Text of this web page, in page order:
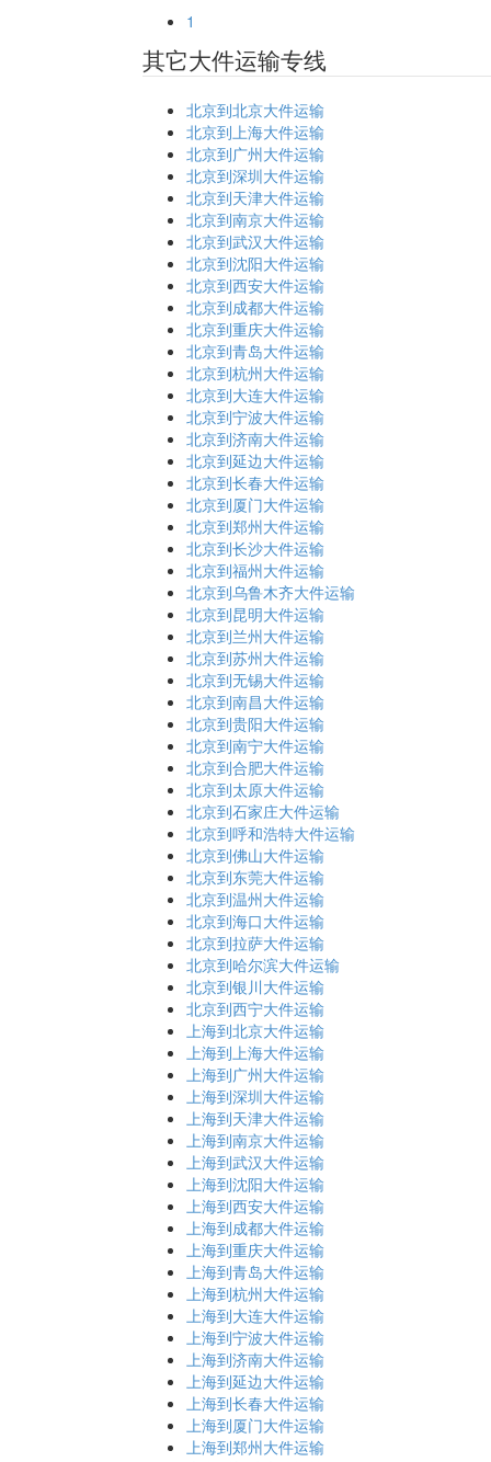
1
其它大件运输专线
北京到北京大件运输
北京到上海大件运输
北京到广州大件运输
北京到深圳大件运输
北京到天津大件运输
北京到南京大件运输
北京到武汉大件运输
北京到沈阳大件运输
北京到西安大件运输
北京到成都大件运输
北京到重庆大件运输
北京到青岛大件运输
北京到杭州大件运输
北京到大连大件运输
北京到宁波大件运输
北京到济南大件运输
北京到延边大件运输
北京到长春大件运输
北京到厦门大件运输
北京到郑州大件运输
北京到长沙大件运输
北京到福州大件运输
北京到乌鲁木齐大件运输
北京到昆明大件运输
北京到兰州大件运输
北京到苏州大件运输
北京到无锡大件运输
北京到南昌大件运输
北京到贵阳大件运输
北京到南宁大件运输
北京到合肥大件运输
北京到太原大件运输
北京到石家庄大件运输
北京到呼和浩特大件运输
北京到佛山大件运输
北京到东莞大件运输
北京到温州大件运输
北京到海口大件运输
北京到拉萨大件运输
北京到哈尔滨大件运输
北京到银川大件运输
北京到西宁大件运输
上海到北京大件运输
上海到上海大件运输
上海到广州大件运输
上海到深圳大件运输
上海到天津大件运输
上海到南京大件运输
上海到武汉大件运输
上海到沈阳大件运输
上海到西安大件运输
上海到成都大件运输
上海到重庆大件运输
上海到青岛大件运输
上海到杭州大件运输
上海到大连大件运输
上海到宁波大件运输
上海到济南大件运输
上海到延边大件运输
上海到长春大件运输
上海到厦门大件运输
上海到郑州大件运输